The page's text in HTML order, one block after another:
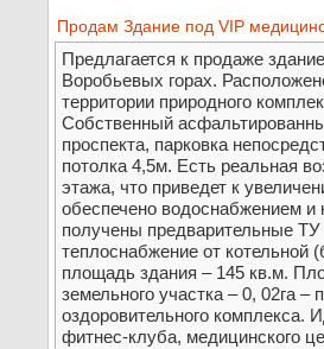
Продам Здание под VIP
Предлагается к продаже
Воробьевых горах.
территории природного
Собственный
проспекта, парковка
потолка 4,5м. Есть реальная
этажа, что приведет к
обеспечено водоснабжением и
получены предварительные ТУ
теплоснабжение от
площадь здания – 145 кв.м.
земельного участка – 0, 02га
оздоровительного комплекса.
фитнес-клуба, медицинского